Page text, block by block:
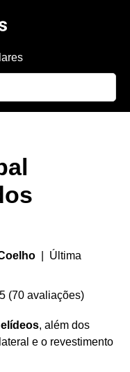
| Última
(70 avaliações)
, além dos
e o revestimento